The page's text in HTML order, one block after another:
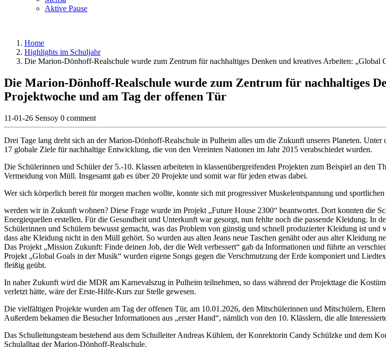
Aktive Pause
Home
Highlights im Schuljahr
Die Marion-Dönhoff-Realschule wurde zum Zentrum für nachhaltiges Denken und kreatives Arbeiten: „Global
Die Marion-Dönhoff-Realschule wurde zum Zentrum für nachhaltiges
Projektwoche und am Tag der offenen Tür
11-01-26 Sensoy 0 comment
Drei Tage lang dreht sich an der Marion-Dönhoff-Realschule in Pulheim alles um die Zukunft unseres Planeten.
17 globale Ziele für nachhaltige Entwicklung, die von den Vereinten Nationen im Jahr 2015 verabschiedet wurden.
Die Schülerinnen und Schüler der 5.-10. Klassen arbeiteten in klassenübergreifenden Projekten zum Beispiel an den
Vermeidung von Müll. Insgesamt gab es über 20 Projekte und somit war für jeden etwas dabei.
Wer sich körperlich bereit für morgen machen wollte, konnte sich mit progressiver Muskelentspannung und
werden wir in Zukunft wohnen? Diese Frage wurde im Projekt „Future House 2300“ beantwortet. Dort konnten die
Energiequellen erstellen. Für die Gesundheit und Unterkunft war gesorgt, nun fehlte noch die passende Kleidung. In
Schülerinnen und Schülern bewusst gemacht, was das Problem von günstig und schnell produzierter Kleidung ist
dass alte Kleidung nicht in den Müll gehört. So wurden aus alten Jeans neue Taschen genäht oder aus alter
Das Projekt „Mission Zukunft: Finde deinen Job, der die Welt verbessert“ gab da Informationen und führte an
Projekt „Global Goals in der Musik“ wurden eigene Songs gegen die Verschmutzung der Erde komponiert und
fleißig geübt.
In naher Zukunft wird die MDR am Karnevalszug in Pulheim teilnehmen, so dass während der Projekttage die
verletzt hätte, wäre der Erste-Hilfe-Kurs zur Stelle gewesen.
Die vielfältigen Projekte wurden am Tag der offenen Tür, am 10.01.2026, den Mitschülerinnen und Mitschülern,
Außerdem bekamen die Besucher Informationen aus „erster Hand“, nämlich von den 10. Klässlern, die alle
Das Schulleitungsteam bestehend aus dem Schulleiter Andreas Kühlem, der Konrektorin Candy Schülzke und dem
Schulalltag der Marion-Dönhoff-Realschule.